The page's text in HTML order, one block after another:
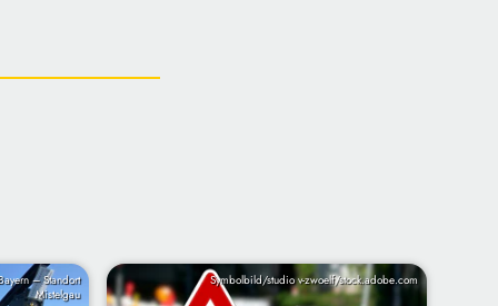
– Standort
Mistelgau
Symbolbild/studio v-zwoelf/stock.adobe.com